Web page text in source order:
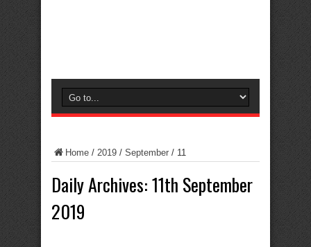
Home / 2019 / September / 11
Daily Archives:11th September
2019